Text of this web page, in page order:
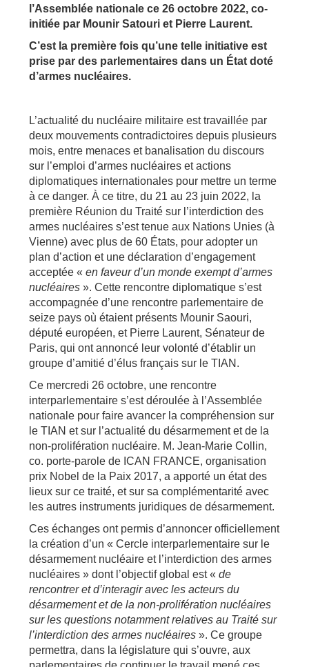
l’Assemblée nationale ce 26 octobre 2022, co-
initiée par Mounir Satouri et Pierre Laurent.
C’est la première fois qu’une telle initiative est
prise par des parlementaires dans un État doté
d’armes nucléaires.
L’actualité du nucléaire militaire est travaillée par
deux mouvements contradictoires depuis plusieurs
mois, entre menaces et banalisation du discours
sur l’emploi d’armes nucléaires et actions
diplomatiques internationales pour mettre un terme
à ce danger. À ce titre, du 21 au 23 juin 2022, la
première Réunion du Traité sur l’interdiction des
armes nucléaires s’est tenue aux Nations Unies (à
Vienne) avec plus de 60 États, pour adopter un
plan d’action et une déclaration d’engagement
acceptée « en faveur d’un monde exempt d’armes
nucléaires ». Cette rencontre diplomatique s’est
accompagnée d’une rencontre parlementaire de
seize pays où étaient présents Mounir Saouri,
député européen, et Pierre Laurent, Sénateur de
Paris, qui ont annoncé leur volonté d’établir un
groupe d’amitié d’élus français sur le TIAN.
Ce mercredi 26 octobre, une rencontre
interparlementaire s’est déroulée à l’Assemblée
nationale pour faire avancer la compréhension sur
le TIAN et sur l’actualité du désarmement et de la
non-prolifération nucléaire. M. Jean-Marie Collin,
co. porte-parole de ICAN FRANCE, organisation
prix Nobel de la Paix 2017, a apporté un état des
lieux sur ce traité, et sur sa complémentarité avec
les autres instruments juridiques de désarmement.
Ces échanges ont permis d’annoncer officiellement
la création d’un « Cercle interparlementaire sur le
désarmement nucléaire et l’interdiction des armes
nucléaires » dont l’objectif global est « de
rencontrer et d’interagir avec les acteurs du
désarmement et de la non-prolifération nucléaires
sur les questions notamment relatives au Traité sur
l’interdiction des armes nucléaires ». Ce groupe
permettra, dans la législature qui s’ouvre, aux